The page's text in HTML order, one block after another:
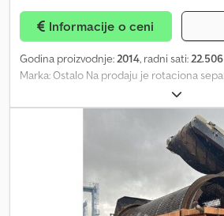
Informacije o ceni
Godina proizvodnje:2014, radni sati:
Marka: Ostalo Na prodaju je rotaciona
Select T6. Godina proizvodnje: 2014.
izvedena kao mobilna prikolica/tandem
Tehnički podaci / Oprema Terra Select T6
vozilo Tip vozila: Radna mašina Tip vozila:
mašina / Separacijska mašina Proizvođač:
Broj šasije / Serijski broj:
22.506 sati Šasija: Tandem osovina /
Dozvoljena ukupna masa: 19.000 kg